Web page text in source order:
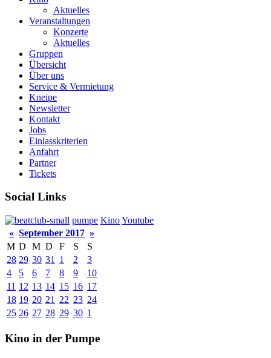
Aktuelles
Veranstaltungen
Konzerte
Aktuelles
Gruppen
Übersicht
Über uns
Service & Vermietung
Kneipe
Newsletter
Kontakt
Jobs
Einlasskriterien
Anfahrt
Partner
Tickets
Social Links
pumpe KinoYoutube
« September 2017 »
M D M D F S
S
28 29 30 31 1 2
3
4
5 6 7 8 9
10
11 12 13 14 15 16 17
18 19 20 21 22 23 24
25 26 27 28 29 30 1
Kino in der Pumpe